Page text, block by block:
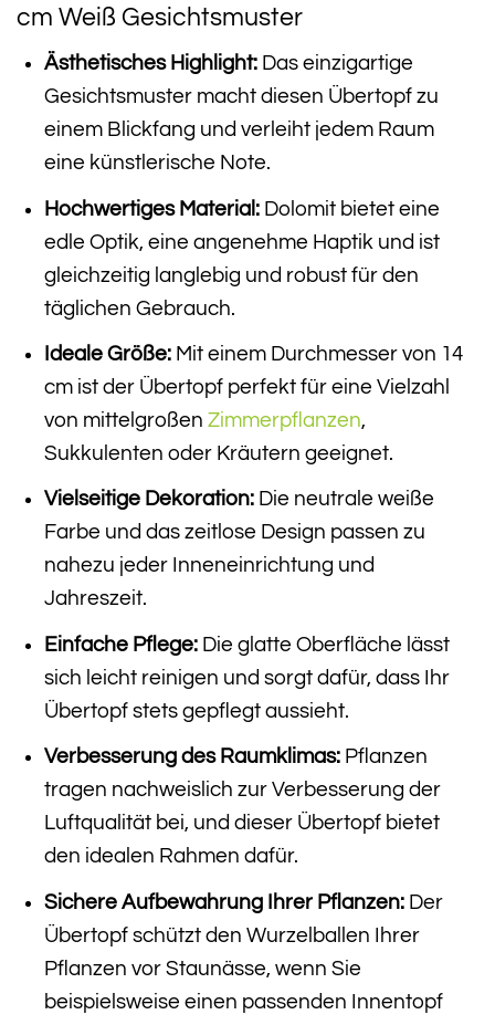
cm Weiß Gesichtsmuster
Ästhetisches Highlight:Das einzigartige
Gesichtsmuster macht diesen Übertopf zu
einem Blickfang und verleiht jedem Raum
eine künstlerische Note.
Hochwertiges Material:Dolomit bietet eine
edle Optik, eine angenehme Haptik und ist
gleichzeitig langlebig und robust für den
täglichen Gebrauch.
Ideale Größe:Mit einem Durchmesser von 14
cm ist der Übertopf perfekt für eine Vielzahl
von mittelgroßen Zimmerpflanzen,
Sukkulenten oder Kräutern geeignet.
Vielseitige Dekoration:Die neutrale weiße
Farbe und das zeitlose Design passen zu
nahezu jeder Inneneinrichtung und
Jahreszeit.
Einfache Pflege:Die glatte Oberfläche lässt
sich leicht reinigen und sorgt dafür, dass Ihr
Übertopf stets gepflegt aussieht.
Verbesserung des Raumklimas:Pflanzen
tragen nachweislich zur Verbesserung der
Luftqualität bei, und dieser Übertopf bietet
den idealen Rahmen dafür.
Sichere Aufbewahrung Ihrer Pflanzen:Der
Übertopf schützt den Wurzelballen Ihrer
Pflanzen vor Staunässe, wenn Sie
beispielsweise einen passenden Innentopf